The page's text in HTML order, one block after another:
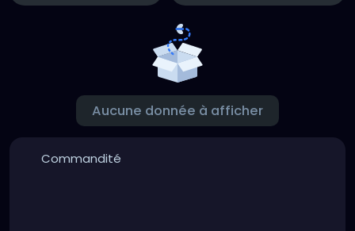
Aucune donnée à afficher
Commandité